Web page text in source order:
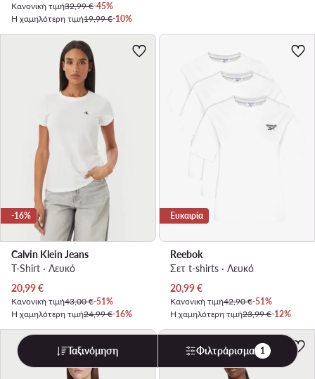
Κανονική τιμή32,99 €-45%
Η χαμηλότερη τιμή19,99 €-10%
-16%
Calvin Klein Jeans
T-Shirt · Λευκό
Τρέχουσα τιμή
20,99€
Κανονική τιμή43,00 €-51%
Η χαμηλότερη τιμή24,99 €-16%
Ευκαιρία
Reebok
Σετ t-shirts · Λευκό
Τρέχουσα τιμή
20,99€
Κανονική τιμή42,90 €-51%
Η χαμηλότερη τιμή23,99 €-12%
Ταξινόμηση Φιλτράρισμα 1